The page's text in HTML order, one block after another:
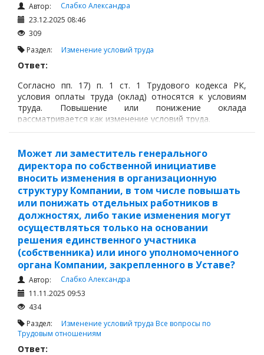
Автор:
Слабко Александра
23.12.2025 08:46
309
Раздел: Изменение условий труда
Ответ:
Согласно пп. 17) п. 1 ст. 1 Трудового кодекса РК,
условия оплаты труда (оклад) относятся к условиям
труда. Повышение или понижение оклада
рассматривается как изменение условий труда.
Может ли заместитель генерального
директора по собственной инициативе
вносить изменения в организационную
структуру Компании, в том числе повышать
или понижать отдельных работников в
должностях, либо такие изменения могут
осуществляться только на основании
решения единственного участника
(собственника) или иного уполномоченного
органа Компании, закрепленного в Уставе?
Автор:
Слабко Александра
11.11.2025 09:53
434
Раздел: Изменение условий труда Все вопросы по
Трудовым отношениям
Ответ: